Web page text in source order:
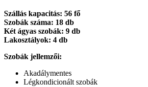
Szállás kapacitás: 56 fő
Szobák száma: 18 db
Két ágyas szobák: 9 db
Lakosztályok: 4 db
Szobák jellemzői:
Akadálymentes
Légkondicionált szobák